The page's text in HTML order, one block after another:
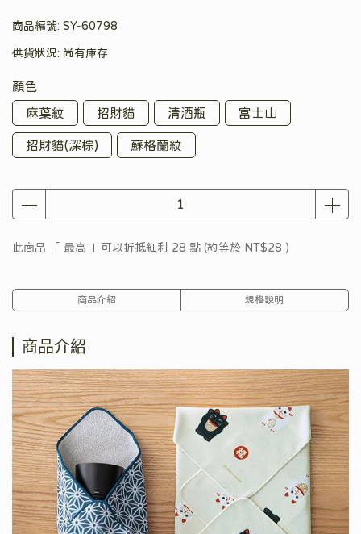
商品編號: SY-60798
供貨狀況: 尚有庫存
顏色
麻葉紋
招財貓 清酒瓶 富士山
招財貓(深棕) 蘇格蘭紋
此商品 「 最高 」可以折抵紅利 28 點 (約等於 NT$28 )
商品介紹 規格說明
商品介紹